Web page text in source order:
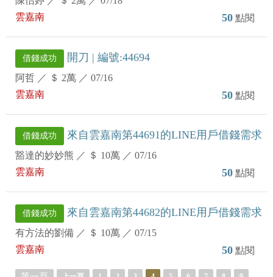
雲嘉南
50 點閱
借錢成功 開刀 | 編號:44694
阿哲 ／ ＄ 2萬 ／ 07/16
雲嘉南
50 點閱
借錢成功 來自雲嘉南第44691的LINE用戶借錢需求
豁達的妙妙熊 ／ ＄ 10萬 ／ 07/16
雲嘉南
50 點閱
借錢成功 來自雲嘉南第44682的LINE用戶借錢需求
有方法的劉備 ／ ＄ 10萬 ／ 07/15
雲嘉南
50 點閱